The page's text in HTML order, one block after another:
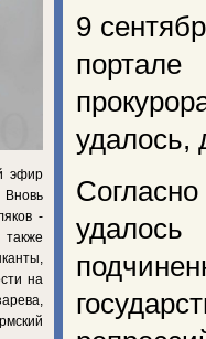
9
удалось,
эфир
-
на